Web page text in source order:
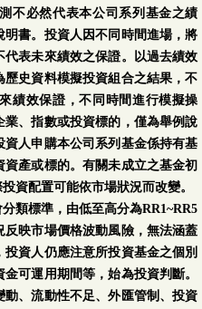
不必然代表本公司系列基金之績
書。投資人因不同時間進場，將
表未來績效之保證。以過去績效
史資料模擬投資組合之結果，不
績效保證，不同時間進行模擬操
、指數或投資標的，僅為舉例說
人申購本公司系列基金係持有基
產或標的。有關未成立之基金初
資配置可能依市場狀況而改變。
類標準，由低至高分為RR1~RR5
映市場價格波動風險，無法涵蓋
資人仍應注意所投資基金之個別
可運用期間等，始為投資判斷。
、流動性不足、外匯管制、投資